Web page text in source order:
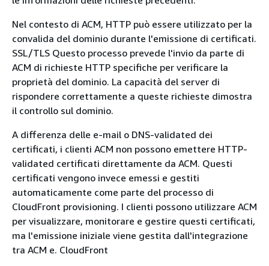
Nel contesto di ACM, HTTP può essere utilizzato per la
convalida del dominio durante l'emissione di certificati.
SSL/TLS Questo processo prevede l'invio da parte di
ACM di richieste HTTP specifiche per verificare la
proprietà del dominio. La capacità del server di
rispondere correttamente a queste richieste dimostra
il controllo sul dominio.
A differenza delle e-mail o DNS-validated dei
certificati, i clienti ACM non possono emettere HTTP-
validated certificati direttamente da ACM. Questi
certificati vengono invece emessi e gestiti
automaticamente come parte del processo di
CloudFront provisioning. I clienti possono utilizzare ACM
per visualizzare, monitorare e gestire questi certificati,
ma l'emissione iniziale viene gestita dall'integrazione
tra ACM e. CloudFront